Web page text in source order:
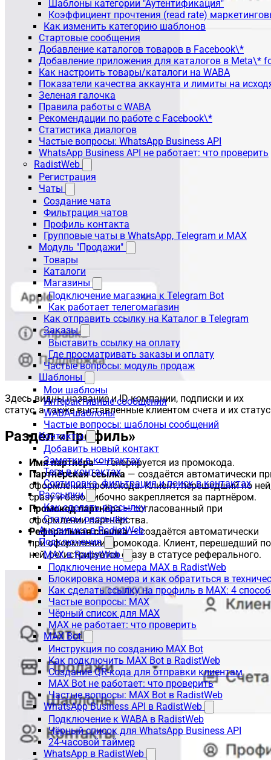
Шаблоны категории "Аутентификация"
Коэффициент прочтения (read rate)
Как изменить категорию шаблонов
Стартовые сообщения
Добавление каталогов товаров в Facebook\*
Добавление приложения для каталогов в Meta\*
Как настроить товары/каталоги на WABA
Показатели качества аккаунта и лимиты на
Зеленая галочка
Правила работы с WABA
Рекомендации по работе с Facebook\*
Статистика диалогов
Частые вопросы: WhatsApp Business API
WhatsApp Business API не работает: что проверить
RadistWeb
Регистрация
Чаты
Создание чата
Фильтрация чатов
Профиль контакта
Групповые чаты в WhatsApp, Telegram и MAX
Модуль "Продажи"
Товары
Каталоги
Магазины
Подключение магазина к Telegram Bot
Как работает телегомагазин
Как отправить ссылку на Каталог в Telegram
Заказы
Выставить ссылку на оплату
Где просматривать заказы и оплату
Частые вопросы: модуль продаж
Шаблоны
Мои шаблоны
Интерактивные сообщения
WABA-шаблоны
Частые вопросы: шаблоны сообщений
Контакты
Добавить новый контакт
Заметки в контактах
Теги в контактах
Сортировка, фильтрация и поиск в контактах
Рассылки
Как сделать рассылку
Статусы рассылок
Аналитика в RadistWeb
Подключения
MAX в RadistWeb
Подключение номера MAX в RadistWeb
Блокировка номера и как обратиться в
Как сделать ссылку на профиль в MAX: 4
Частые вопросы: MAX
Чёрный список для MAX
MAX не работает: что проверить
MAX Bot
Инструкция по созданию MAX Bot
Как подключить MAX Bot в RadistWeb
Создание QR-кода для отправки клиентам
MAX Bot не работает: что проверить
Частые вопросы: MAX Bot в RadistWeb
WhatsApp Business API в RadistWeb
Подключение к WABA в RadistWeb
Чёрный список для WhatsApp Business API
24-часовой таймер
WhatsApp в RadistWeb
Здесь видны название и ID компании, подписки и их
статус, а также выставленные клиентом счета и их
Раздел «Профиль»
Имя партнёра— генерируется из промокода.
Партнёрская ссылка — создаётся автоматически
оформлении промокода. Клиент, перешедший по
сразу и безошибочно закрепляется за партнёром.
Промокод партнёра— согласованный при
оформлении партнёрства.
Реферальная ссылка— создаётся автоматически
при оформлении промокода. Клиент, перешедший по
ней, регистрируется сразу в статусе реферального.